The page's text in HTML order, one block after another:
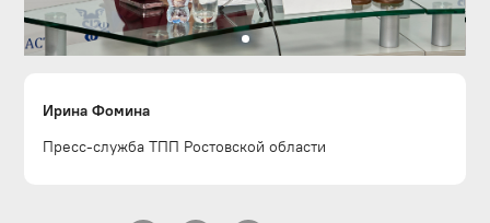
Ирина Фомина
Пресс-служба ТПП Ростовской области